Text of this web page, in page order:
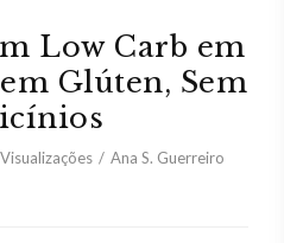
Low Carb em
Glúten, Sem
Visualizações Ana S. Guerreiro